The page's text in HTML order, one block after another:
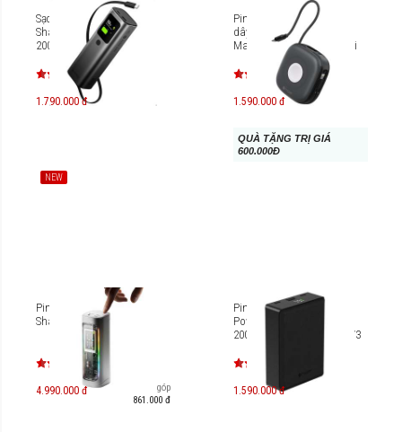
Sạc dự phòng chuẩn CCC
Sharge E4 Retractable
20000mAh 165W
1.790.000 đ
Pin sạc dự phòng không
dây Mazer Qi2 4 in 1
MagLink18i M-MagLink18i
1.590.000 đ
QUÀ TẶNG TRỊ GIÁ
600.000Đ
NEW
Pin dự phòng SHARGE
Shargeek 300 24.000mAh
4.990.000 đ
Trả góp
861.000 đ
Pin sạc dự phòng Mazer
PowerCharger PD45W
20000mAh M-PC45W20.0V3
1.590.000 đ